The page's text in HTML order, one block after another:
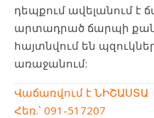
դեպքում ավելանում է
արտադրած ճարպի
հայտնվում են
առաջանում:
Վաճառվում է ՆԻՇԱՍՏԱ
Հեռ.՝ 091-517207